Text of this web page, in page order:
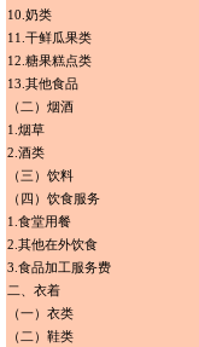
10.奶类
11.干鲜瓜果类
12.糖果糕点类
13.其他食品
（二）烟酒
1.烟草
2.酒类
（三）饮料
（四）饮食服务
1.食堂用餐
2.其他在外饮食
3.食品加工服务费
二、衣着
（一）衣类
（二）鞋类